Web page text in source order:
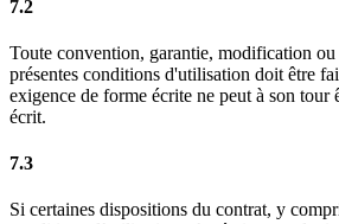
7.2
Toute convention, garantie, modification
présentes conditions d'utilisation doit être
exigence de forme écrite ne peut à son tour
écrit.
7.3
Si certaines dispositions du contrat, y